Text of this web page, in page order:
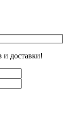
и доставки!